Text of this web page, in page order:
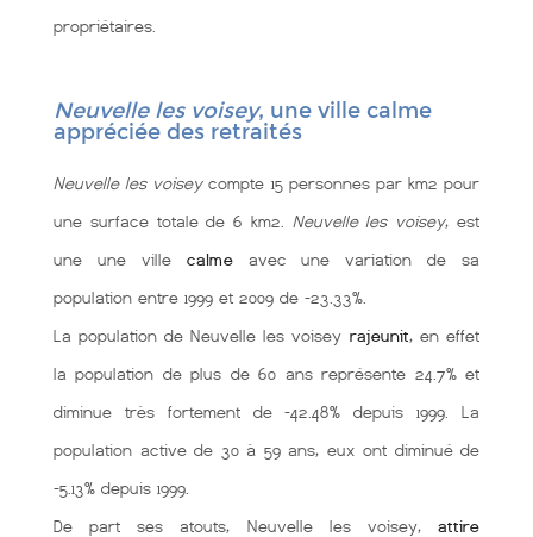
propriétaires.
Neuvelle les voisey, une ville calme
appréciée des retraités
Neuvelle les voiseycompte 15 personnes par km2 pour
une surface totale de 6 km2. Neuvelle les voisey, est
une une ville calmeavec une variation de sa
population entre 1999 et 2009 de -23.33%.
La population de Neuvelle les voisey rajeunit, en effet
la population de plus de 60 ans représente 24.7% et
diminue très fortement de -42.48% depuis 1999. La
population active de 30 à 59 ans, eux ont diminué de
-5.13% depuis 1999.
De part ses atouts, Neuvelle les voisey, attire